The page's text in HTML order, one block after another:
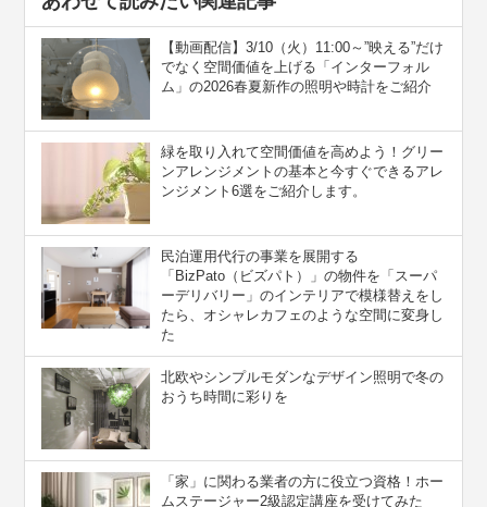
【動画配信】3/10（火）11:00～”映える”だけ
でなく空間価値を上げる「インターフォル
ム」の2026春夏新作の照明や時計をご紹介
緑を取り入れて空間価値を高めよう！グリー
ンアレンジメントの基本と今すぐできるアレ
ンジメント6選をご紹介します。
民泊運用代行の事業を展開する
「BizPato（ビズパト）」の物件を「スーパ
ーデリバリー」のインテリアで模様替えをし
たら、オシャレカフェのような空間に変身し
た
北欧やシンプルモダンなデザイン照明で冬の
おうち時間に彩りを
「家」に関わる業者の方に役立つ資格！ホー
ムステージャー2級認定講座を受けてみた